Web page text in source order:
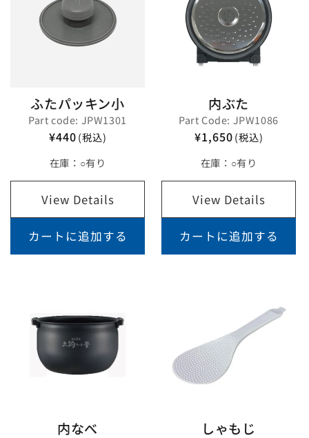
ふたパッキン小
Part code: JPW1301
¥440(税込)
在庫： ○有り
View Details
カートに追加する
内ぶた
Part Code: JPW1086
¥1,650(税込)
在庫： ○有り
View Details
カートに追加する
内なべ しゃもじ